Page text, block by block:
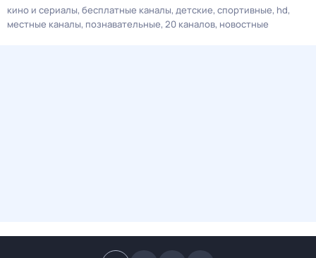
кино и сериалы бесплатные каналы детские спортивные hd
местные каналы познавательные 20 каналов новостные